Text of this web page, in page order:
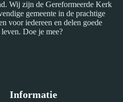
Wij zijn de Gereformeerde Kerk
gemeente in de prachtige
voor iedereen en delen goede
Doe je mee?
Informatie